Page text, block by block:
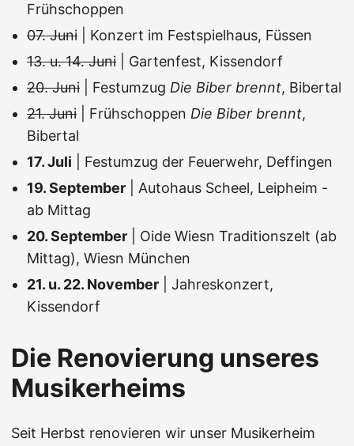
Frühschoppen
07. Juni | Konzert im Festspielhaus, Füssen
13. u. 14. Juni | Gartenfest, Kissendorf
20. Juni | Festumzug Die Biber brennt, Bibertal
21. Juni | Frühschoppen Die Biber brennt,
Bibertal
17. Juli | Festumzug der Feuerwehr, Deffingen
19. September | Autohaus Scheel, Leipheim -
ab Mittag
20. September | Oide Wiesn Traditionszelt (ab
Mittag), Wiesn München
21. u. 22. November | Jahreskonzert,
Kissendorf
Die Renovierung unseres
Musikerheims
Seit Herbst renovieren wir unser Musikerheim